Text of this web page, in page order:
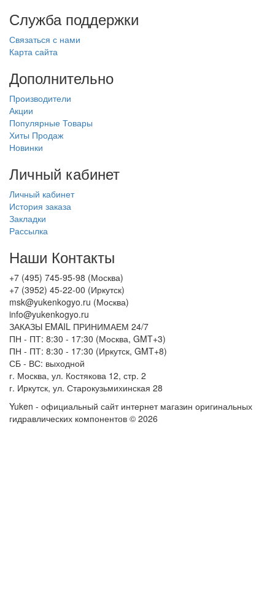
Служба поддержки
Связаться с нами
Карта сайта
Дополнительно
Производители
Акции
Популярные Товары
Хиты Продаж
Новинки
Личный кабинет
Личный кабинет
История заказа
Закладки
Рассылка
Наши Контакты
+7 (495) 745-95-98 (Москва)
+7 (3952) 45-22-00 (Иркутск)
msk@yukenkogyo.ru (Москва)
info@yukenkogyo.ru
ЗАКАЗЫ EMAIL ПРИНИМАЕМ 24/7
ПН - ПТ: 8:30 - 17:30 (Москва, GMT+3)
ПН - ПТ: 8:30 - 17:30 (Иркутск, GMT+8)
СБ - ВС: выходной
г. Москва, ул. Костякова 12, стр. 2
г. Иркутск, ул. Старокузьмихинская 28
Yuken - официальный сайт интернет магазин оригинальных
гидравлических компонентов © 2026